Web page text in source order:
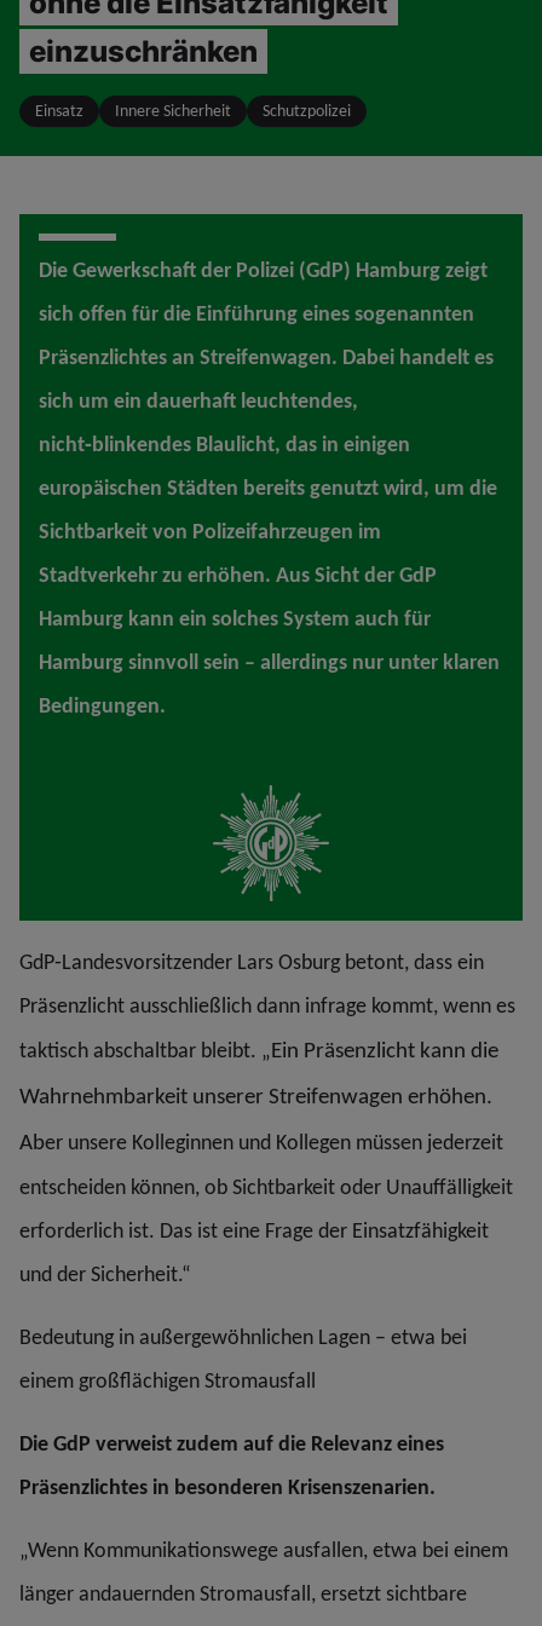
einzuschränken
Einsatz Innere Sicherheit Schutzpolizei
Die Gewerkschaft der Polizei (GdP) Hamburg zeigt
sich offen für die Einführung eines sogenannten
Präsenzlichtes an Streifenwagen. Dabei handelt es
sich um ein dauerhaft leuchtendes,
nicht‑blinkendes Blaulicht, das in einigen
europäischen Städten bereits genutzt wird, um die
Sichtbarkeit von Polizeifahrzeugen im
Stadtverkehr zu erhöhen. Aus Sicht der GdP
Hamburg kann ein solches System auch für
Hamburg sinnvoll sein – allerdings nur unter klaren
Bedingungen.
GdP‑Landesvorsitzender Lars Osburg betont, dass ein
Präsenzlicht ausschließlich dann infrage kommt, wenn es
taktisch abschaltbar bleibt. „Ein Präsenzlicht kann die
Wahrnehmbarkeit unserer Streifenwagen erhöhen.
Aber unsere Kolleginnen und Kollegen müssen jederzeit
entscheiden können, ob Sichtbarkeit oder Unauffälligkeit
erforderlich ist. Das ist eine Frage der Einsatzfähigkeit
und der Sicherheit.“
Bedeutung in außergewöhnlichen Lagen – etwa bei
einem großflächigen Stromausfall
Die GdP verweist zudem auf die Relevanz eines
Präsenzlichtes in besonderen Krisenszenarien.
„Wenn Kommunikationswege ausfallen, etwa bei einem
länger andauernden Stromausfall, ersetzt sichtbare